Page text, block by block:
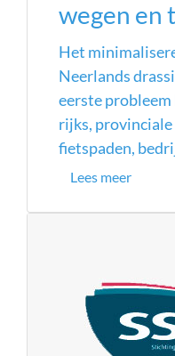
wegen en
Het
Neerlands
eerste
rijks, provinciale
fietspaden,
Lees meer